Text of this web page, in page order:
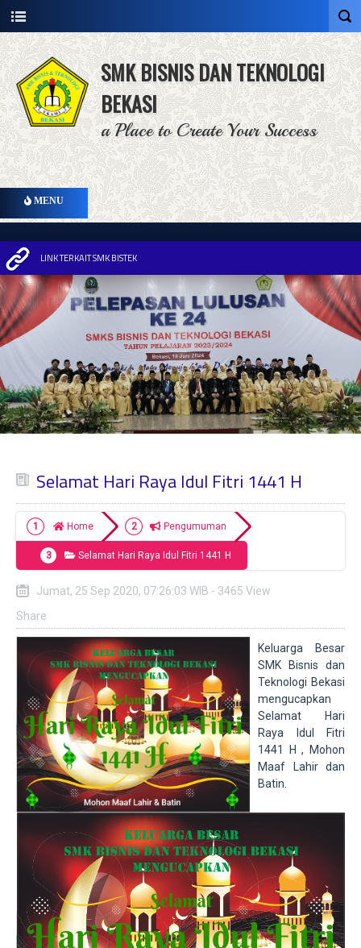
SMK BISNIS DAN TEKNOLOGI
BEKASI
a Place to Create Your Success
MENU
LINK TERKAIT SMK BISTEK
Selamat Hari Raya Idul Fitri 1441 H
Home Pengumuman
Selamat Hari Raya Idul Fitri 1441 H
Jumat, 25 Sep 2020, 07:26:03 WIB - 3465 View
Share
Keluarga Besar
SMK Bisnis dan
Teknologi Bekasi
mengucapkan
Selamat Hari
Raya Idul Fitri
1441 H , Mohon
Maaf Lahir dan
Batin.